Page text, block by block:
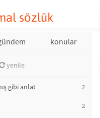
sözlük
konular
yenile
gibi anlat 2
2